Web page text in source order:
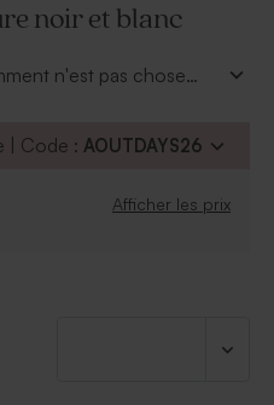
noir et blanc
n'est pas chose
facilement dans une
ainsi que votre texte au
| Code : AOUTDAYS26
Afficher les prix